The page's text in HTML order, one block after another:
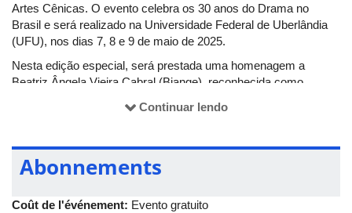
Artes Cênicas. O evento celebra os 30 anos do Drama no
Brasil e será realizado na Universidade Federal de Uberlândia
(UFU), nos dias 7, 8 e 9 de maio de 2025.
Nesta edição especial, será prestada uma homenagem a
Beatriz Ângela Vieira Cabral (Biange), reconhecida como
na formação de professores e pesquisadores em Artes
teatral.
Os interessados em apresentar trabalhos no evento têm até o
inscrições por meiodeste link .
Continuar lendo
Abonnements
Coût de l'événement: Evento gratuito